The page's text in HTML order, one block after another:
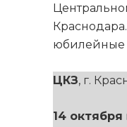
юбилейные
ЦКЗ, г.
14 октября